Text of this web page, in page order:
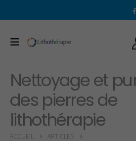
Nettoyage et
des pierres de
lithothérapie
ACCUEIL
ARTICLES